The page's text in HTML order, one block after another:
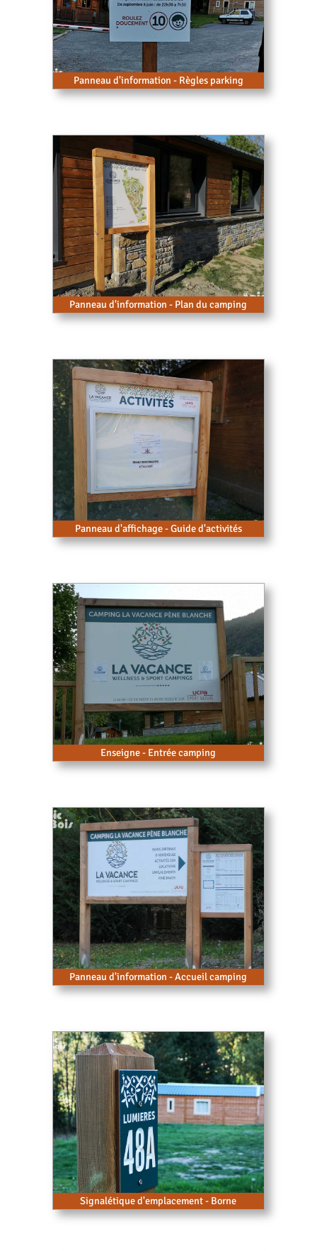
Panneau d'information - Règles parking
Panneau d'information - Plan du camping
Panneau d'affichage - Guide d'activités
Enseigne - Entrée camping
Panneau d'information - Accueil camping
Signalétique d'emplacement - Borne